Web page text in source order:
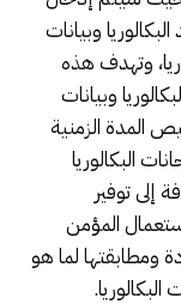
وبيانات
وتهدف هذه
وبيانات
المدة الزمنية
البكالوريا
إلى توفير
المؤمن
ومطابقتها لما هو